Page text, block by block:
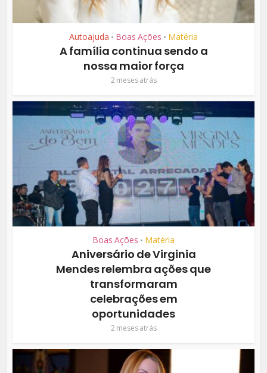
Autoajuda • Boas Ações • Matéria
A família continua sendo a
nossa maior força
2 meses atrás
Boas Ações • Matéria
Aniversário de Virginia
Mendes relembra ações que
transformaram
celebrações em
oportunidades
2 meses atrás